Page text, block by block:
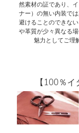
然素材の証であり、
ナー）の無い内装で
避けることのできな
や革質が少々異なる
魅力としてご理
【100％